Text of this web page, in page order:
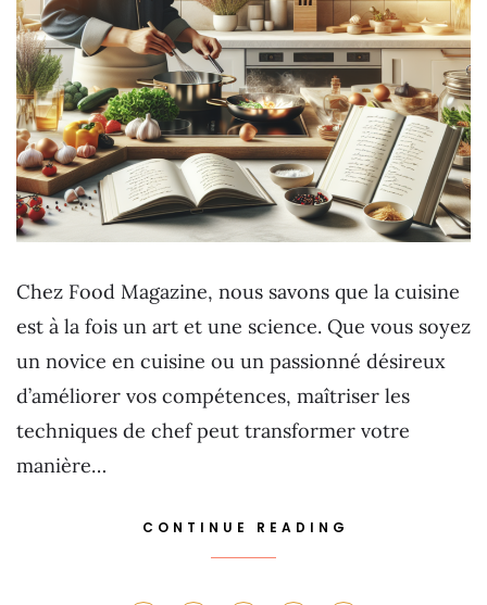
Chez Food Magazine, nous savons que la cuisine
est à la fois un art et une science. Que vous soyez
un novice en cuisine ou un passionné désireux
d’améliorer vos compétences, maîtriser les
techniques de chef peut transformer votre
manière…
CONTINUE READING